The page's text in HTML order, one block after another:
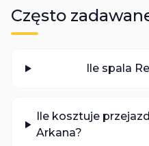
Często
Ile spala
Ile kosztuje
Arkana?